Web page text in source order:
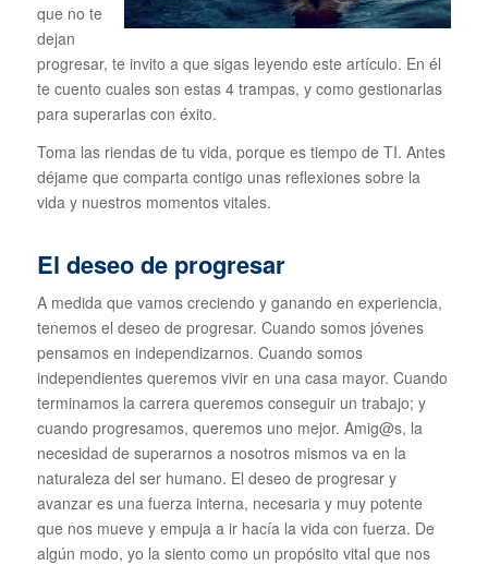
que no te
dejan
progresar, te invito a que sigas leyendo este artículo. En él
te cuento cuales son estas 4 trampas, y como gestionarlas
para superarlas con éxito.
Toma las riendas de tu vida, porque es tiempo de TI. Antes
déjame que comparta contigo unas reflexiones sobre la
vida y nuestros momentos vitales.
El deseo de progresar
A medida que vamos creciendo y ganando en experiencia,
tenemos el deseo de progresar. Cuando somos jóvenes
pensamos en independizarnos. Cuando somos
independientes queremos vivir en una casa mayor. Cuando
terminamos la carrera queremos conseguir un trabajo; y
cuando progresamos, queremos uno mejor. Amig@s, la
necesidad de superarnos a nosotros mismos va en la
naturaleza del ser humano. El deseo de progresar y
avanzar es una fuerza interna, necesaria y muy potente
que nos mueve y empuja a ir hacía la vida con fuerza. De
algún modo, yo la siento como un propósito vital que nos